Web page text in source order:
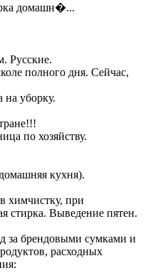
домашн�...
Русские.
полного дня. Сейчас,
на уборку.
по хозяйству.
кухня).
химчистку, при
стирка. Выведение пятен.
за брендовыми сумками и
расходных